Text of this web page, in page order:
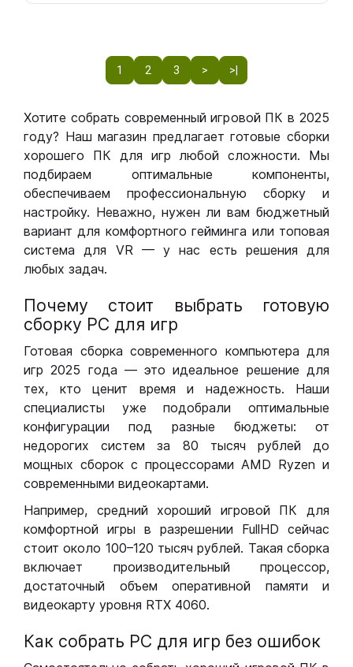
1 2 3 > >|
Хотите собрать современный игровой ПК в 2025
году? Наш магазин предлагает готовые сборки
хорошего ПК для игр любой сложности. Мы
подбираем оптимальные компоненты,
обеспечиваем профессиональную сборку и
настройку. Неважно, нужен ли вам бюджетный
вариант для комфортного гейминга или топовая
система для VR — у нас есть решения для
любых задач.
Почему стоит выбрать готовую
сборку РС для игр
Готовая сборка современного компьютера для
игр 2025 года — это идеальное решение для
тех, кто ценит время и надежность. Наши
специалисты уже подобрали оптимальные
конфигурации под разные бюджеты: от
недорогих систем за 80 тысяч рублей до
мощных сборок с процессорами AMD Ryzen и
современными видеокартами.
Например, средний хороший игровой ПК для
комфортной игры в разрешении FullHD сейчас
стоит около 100–120 тысяч рублей. Такая сборка
включает производительный процессор,
достаточный объем оперативной памяти и
видеокарту уровня RTX 4060.
Как собрать РС для игр без ошибок